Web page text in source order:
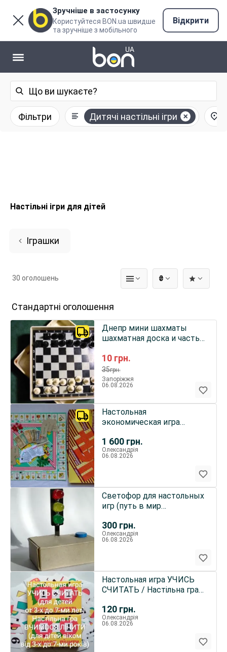
Зручніше в застосунку
Користуйтеся BON.ua швидше
та зручніше з мобільного
Відкрити
Фільтри Дитячі настільні ігри
Настільні ігри для дітей
Іграшки
₴
30 оголошень
Стандартні оголошення
10 грн.
35грн.
Днепр мини шахматы
шахматная доска и часть
рукоделие
Запоріжжя
06.08.2026
1 600 грн.
Настольная
экономическая игра
Олександрія
06.08.2026
300 грн.
Светофор для настольных
игр (путь в мир
программир
Олександрія
06.08.2026
120 грн.
Настольная игра УЧИСЬ
СЧИТАТЬ / Настільна гра
Олександрія
06.08.2026